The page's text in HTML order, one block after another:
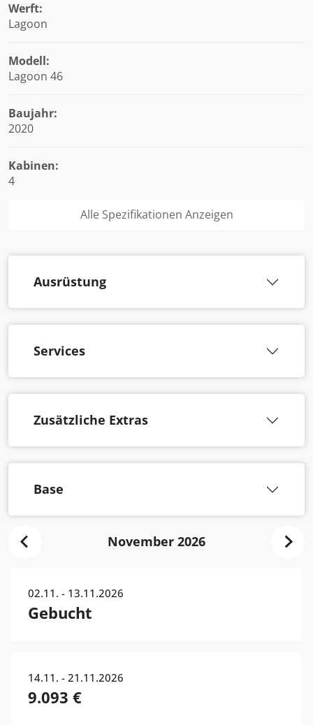
Werft:
Lagoon
Modell:
Lagoon 46
Baujahr:
2020
Kabinen:
4
Alle Spezifikationen Anzeigen
Ausrüstung
Services
Zusätzliche Extras
Base
November 2026
02.11. - 13.11.2026
Gebucht
14.11. - 21.11.2026
9.093 €